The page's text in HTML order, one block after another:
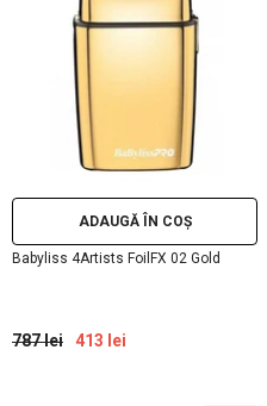
ADAUGĂ ÎN COȘ
Babyliss 4Artists FoilFX 02 Gold
787 lei 413 lei